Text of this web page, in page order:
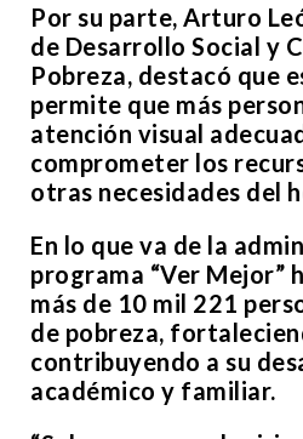
Por su parte, Arturo
de Desarrollo Social y
Pobreza, destacó que
permite que más
atención visual
comprometer los
otras necesidades del
En lo que va de la
programa “Ver Mejor”
más de 10 mil 221
de pobreza,
contribuyendo a su
académico y familiar.